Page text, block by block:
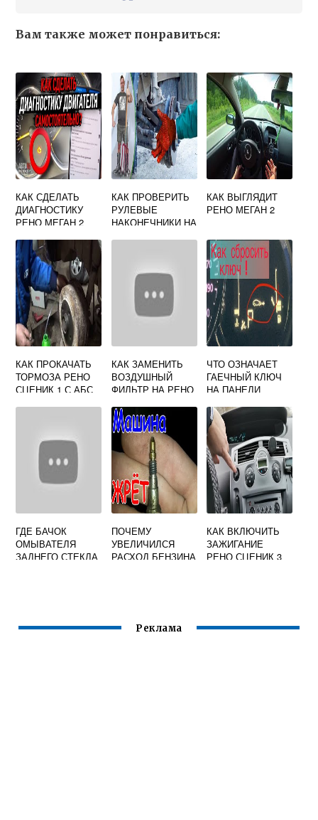
Вам также может понравиться:
КАК СДЕЛАТЬ
ДИАГНОСТИКУ
РЕНО МЕГАН 2
КАК ПРОВЕРИТЬ
РУЛЕВЫЕ
НАКОНЕЧНИКИ НА
КАК ВЫГЛЯДИТ
РЕНО МЕГАН 2
КАК ПРОКАЧАТЬ
ТОРМОЗА РЕНО
СЦЕНИК 1 С АБС
КАК ЗАМЕНИТЬ
ВОЗДУШНЫЙ
ФИЛЬТР НА РЕНО
ЧТО ОЗНАЧАЕТ
ГАЕЧНЫЙ КЛЮЧ
НА ПАНЕЛИ
ДАСТЕР
ГДЕ БАЧОК
ОМЫВАТЕЛЯ
ЗАДНЕГО СТЕКЛА
ПОЧЕМУ
УВЕЛИЧИЛСЯ
РАСХОД БЕНЗИНА
КАК ВКЛЮЧИТЬ
ЗАЖИГАНИЕ
РЕНО СЦЕНИК 3
Реклама